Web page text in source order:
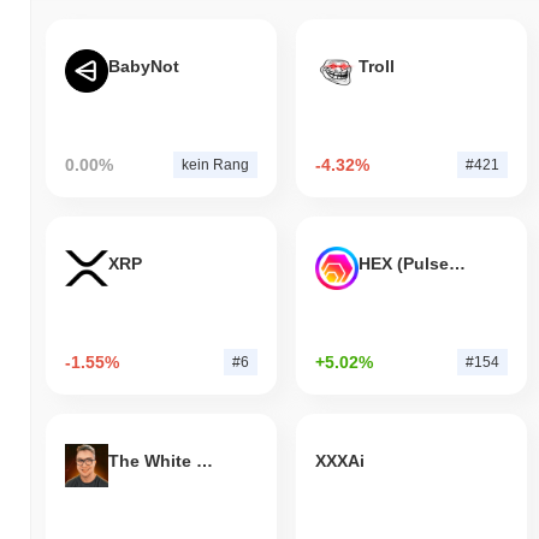
übertraf damit den gesamten Kryptomarkt der einen Rückgang
von0.39%
verzeichnete. Dies deutet auf eine starke Performance
BabyNot
0.00% kein Rang
Troll
-4.32% #421
XRP
-1.55% #6
HEX (Pulsechain)
+5.02% #154
The White Bull XXXAi